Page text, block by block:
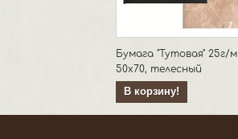
Бумага "Тутовая" 25г/м
50х70, телесный
В корзину!